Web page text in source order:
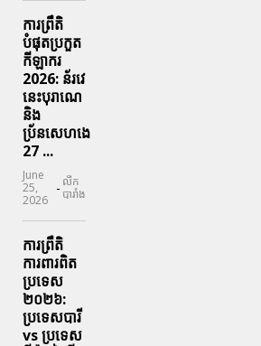
ការព្រឹតិ
បំផុតប្រកួត
កីឡាករ
2026: ន័រវេ
នេះបុរាណេ
និង
ប្រ័នសេហងេ
27 ...
June
25,
2026
- លីក
បារាំង
ការព្រឹតិ
ការពារ​ពិត
ប្រទេស
២០២៦:
ប្រទេសបារី
vs ប្រទេស